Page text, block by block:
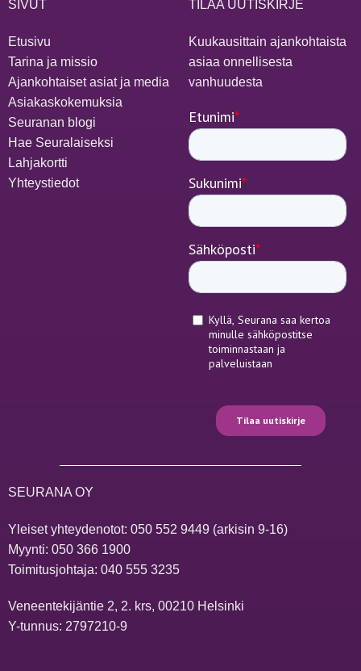
SIVUT
Etusivu
Tarina ja missio
Ajankohtaiset asiat ja media
Asiakaskokemuksia
Seuranan blogi
Hae Seuralaiseksi
Lahjakortti
Yhteystiedot
TILAA UUTISKIRJE
Kuukausittain ajankohtaista
asiaa onnellisesta
vanhuudesta
SEURANA OY
Yleiset yhteydenotot: 050 552 9449(arkisin 9-16)
Myynti: 050 366 1900
Toimitusjohtaja: 040 555 3235
Veneentekijäntie 2, 2. krs, 00210 Helsinki
Y-tunnus: 2797210-9